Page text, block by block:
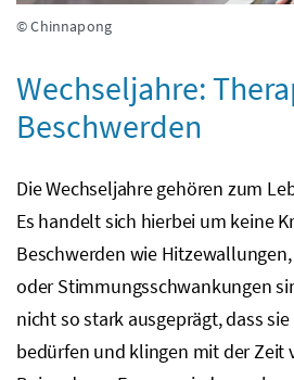
© Chinnapong
Wechseljahre:
Beschwerden
Die Wechseljahre gehören zum
Es handelt sich hierbei um keine
Beschwerden wie
oder Stimmungsschwankungen
nicht so stark ausgeprägt, dass
bedürfen und klingen mit der Zeit